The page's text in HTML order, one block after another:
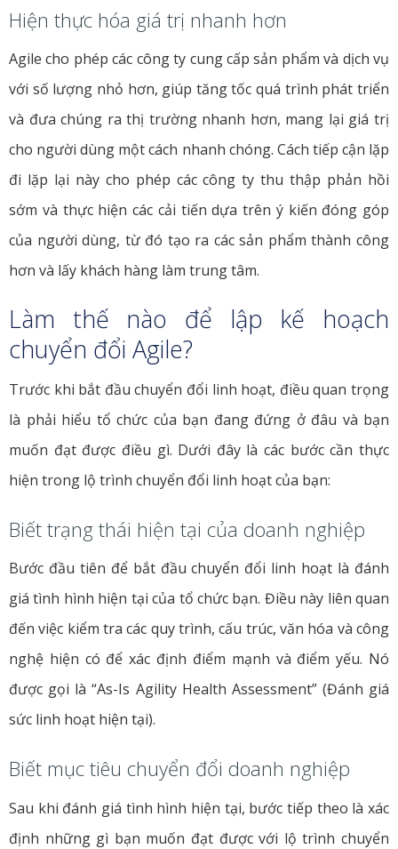
Hiện thực hóa giá trị nhanh hơn
Agile cho phép các công ty cung cấp sản phẩm và dịch vụ
với số lượng nhỏ hơn, giúp tăng tốc quá trình phát triển
và đưa chúng ra thị trường nhanh hơn, mang lại giá trị
cho người dùng một cách nhanh chóng. Cách tiếp cận lặp
đi lặp lại này cho phép các công ty thu thập phản hồi
sớm và thực hiện các cải tiến dựa trên ý kiến ​​đóng góp
của người dùng, từ đó tạo ra các sản phẩm thành công
hơn và lấy khách hàng làm trung tâm.
Làm thế nào để lập kế hoạch
chuyển đổi Agile?
Trước khi bắt đầu chuyển đổi linh hoạt, điều quan trọng
là phải hiểu tổ chức của bạn đang đứng ở đâu và bạn
muốn đạt được điều gì. Dưới đây là các bước cần thực
hiện trong lộ trình chuyển đổi linh hoạt của bạn:
Biết trạng thái hiện tại của doanh nghiệp
Bước đầu tiên để bắt đầu chuyển đổi linh hoạt là đánh
giá tình hình hiện tại của tổ chức bạn. Điều này liên quan
đến việc kiểm tra các quy trình, cấu trúc, văn hóa và công
nghệ hiện có để xác định điểm mạnh và điểm yếu. Nó
được gọi là “As-Is Agility Health Assessment” (Đánh giá
sức linh hoạt hiện tại).
Biết mục tiêu chuyển đổi doanh nghiệp
Sau khi đánh giá tình hình hiện tại, bước tiếp theo là xác
định những gì bạn muốn đạt được với lộ trình chuyển